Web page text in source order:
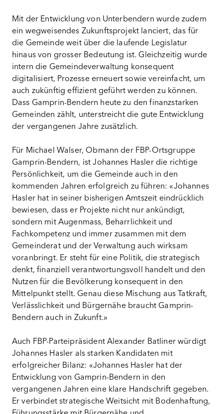
Mit der Entwicklung von Unterbendern wurde zudem
ein wegweisendes Zukunftsprojekt lanciert, das für
die Gemeinde weit über die laufende Legislatur
hinaus von grosser Bedeutung ist. Gleichzeitig wurde
intern die Gemeindeverwaltung konsequent
digitalisiert, Prozesse erneuert sowie vereinfacht, um
auch zukünftig effizient geführt werden zu können.
Dass Gamprin-Bendern heute zu den finanzstarken
Gemeinden zählt, unterstreicht die gute Entwicklung
der vergangenen Jahre zusätzlich.
Für Michael Walser, Obmann der FBP-Ortsgruppe
Gamprin-Bendern, ist Johannes Hasler die richtige
Persönlichkeit, um die Gemeinde auch in den
kommenden Jahren erfolgreich zu führen: «Johannes
Hasler hat in seiner bisherigen Amtszeit eindrücklich
bewiesen, dass er Projekte nicht nur ankündigt,
sondern mit Augenmass, Beharrlichkeit und
Fachkompetenz und immer zusammen mit dem
Gemeinderat und der Verwaltung auch wirksam
voranbringt. Er steht für eine Politik, die strategisch
denkt, finanziell verantwortungsvoll handelt und den
Nutzen für die Bevölkerung konsequent in den
Mittelpunkt stellt. Genau diese Mischung aus Tatkraft,
Verlässlichkeit und Bürgernähe braucht Gamprin-
Bendern auch in Zukunft.»
Auch FBP-Parteipräsident Alexander Batliner würdigt
Johannes Hasler als starken Kandidaten mit
erfolgreicher Bilanz: «Johannes Hasler hat der
Entwicklung von Gamprin-Bendern in den
vergangenen Jahren eine klare Handschrift gegeben.
Er verbindet strategische Weitsicht mit Bodenhaftung,